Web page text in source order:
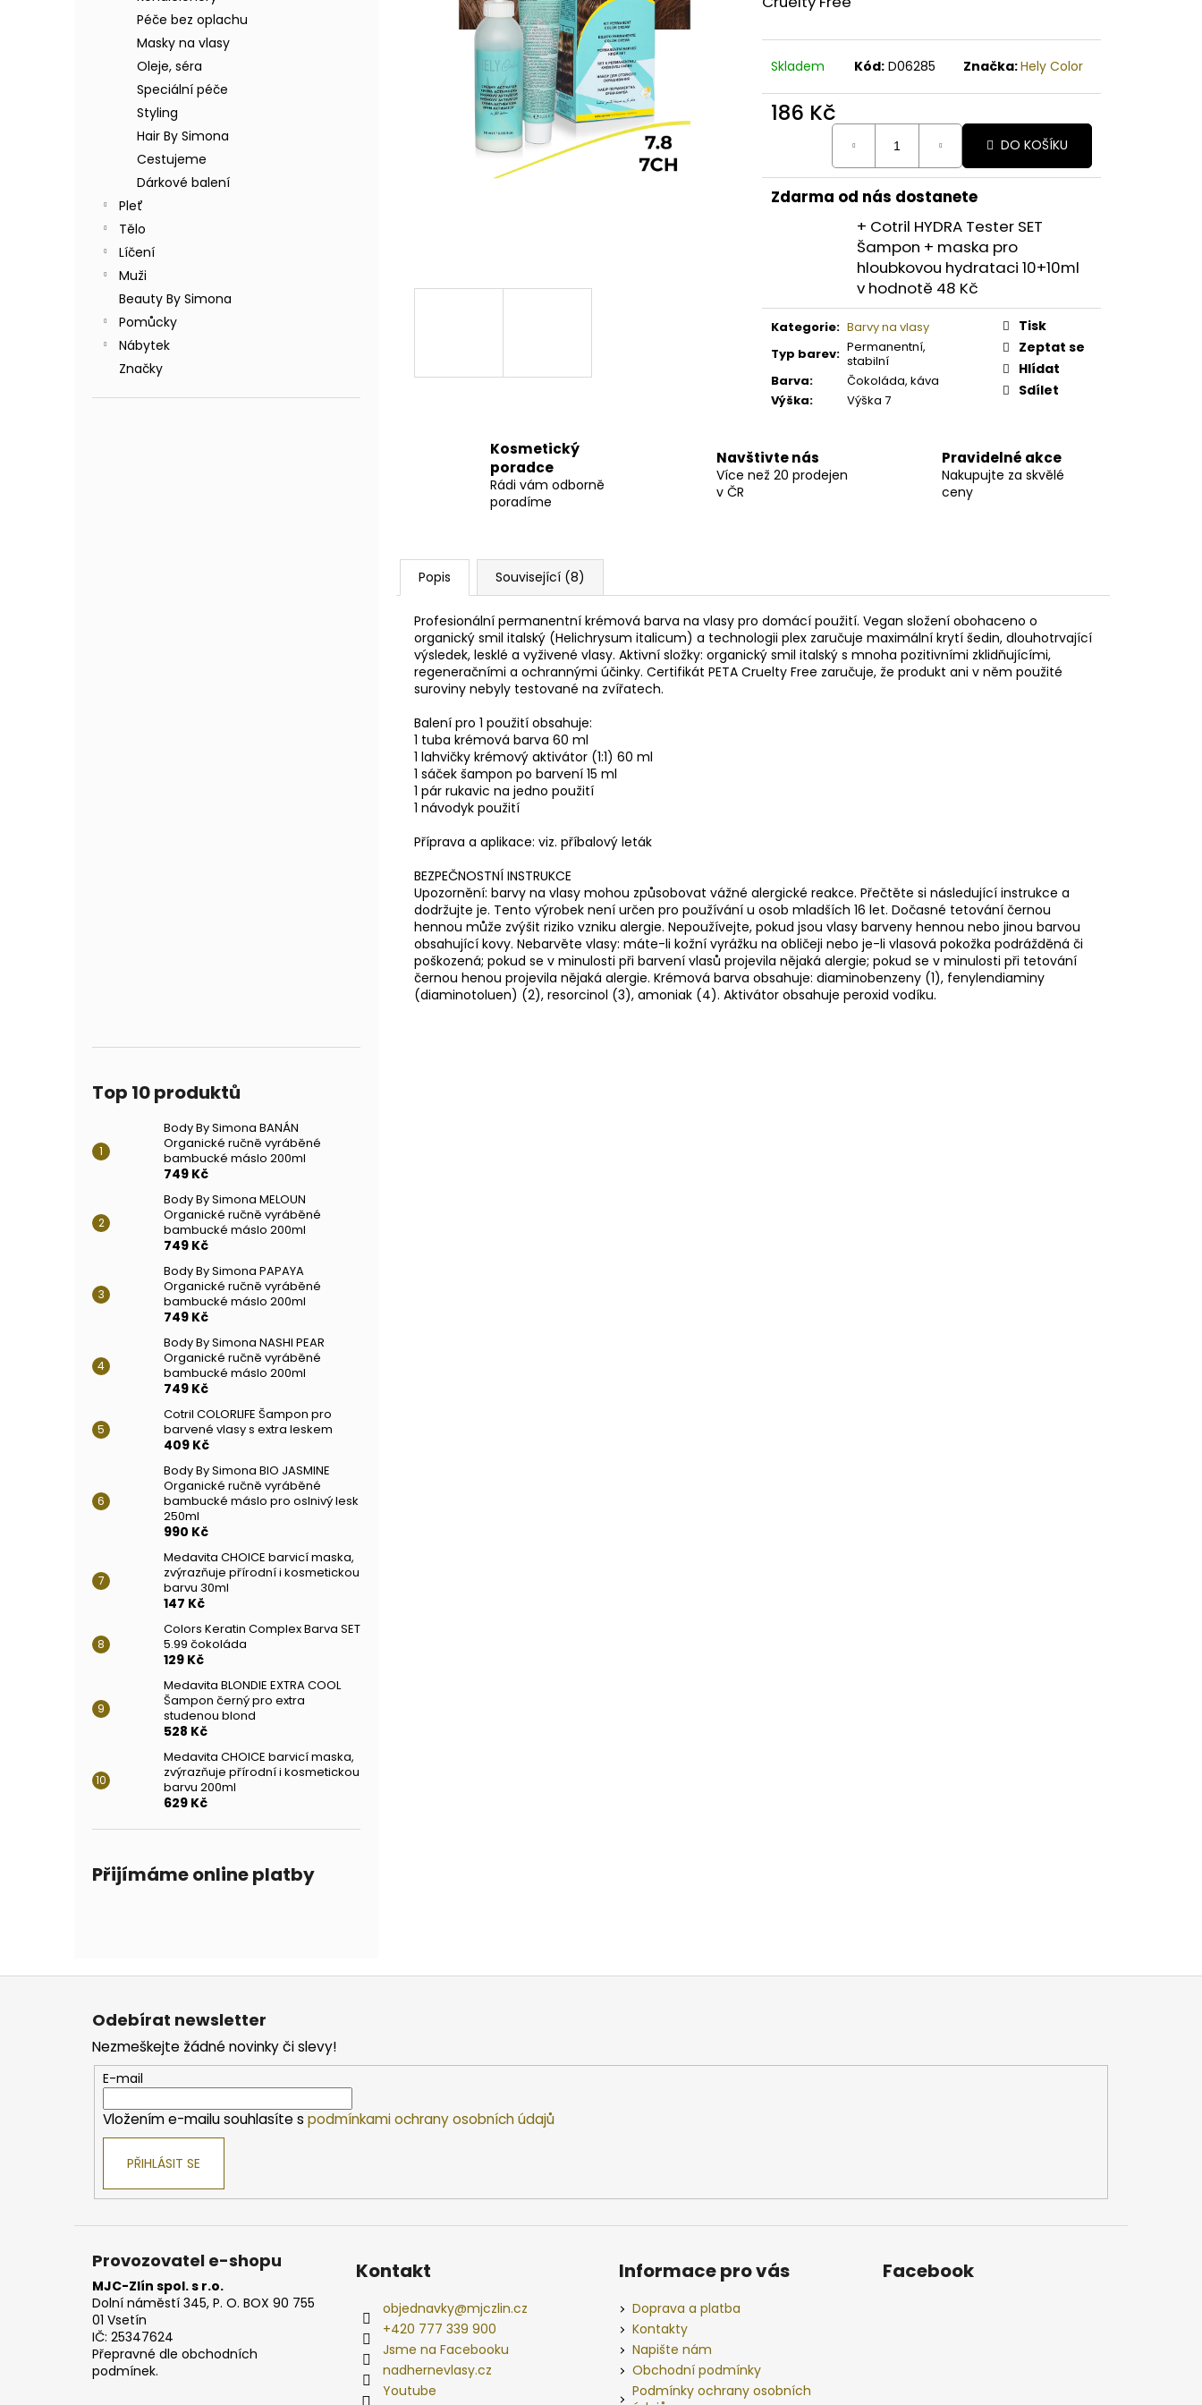
Péče bez oplachu
Masky na vlasy
Oleje, séra
Speciální péče
Styling
Hair By Simona
Cestujeme
Dárkové balení
Pleť
Tělo
Líčení
Muži
Beauty By Simona
Pomůcky
Nábytek
Značky
Top 10 produktů
Body By Simona BANÁN
Organické ručně vyráběné
bambucké máslo 200ml
749 Kč
Body By Simona MELOUN
Organické ručně vyráběné
bambucké máslo 200ml
749 Kč
Body By Simona PAPAYA
Organické ručně vyráběné
bambucké máslo 200ml
749 Kč
Body By Simona NASHI PEAR
Organické ručně vyráběné
bambucké máslo 200ml
749 Kč
Cotril COLORLIFE Šampon pro
barvené vlasy s extra leskem
409 Kč
Body By Simona BIO JASMINE
Organické ručně vyráběné
bambucké máslo pro oslnivý lesk
250ml
990 Kč
Medavita CHOICE barvicí maska,
zvýrazňuje přírodní i kosmetickou
barvu 30ml
147 Kč
Colors Keratin Complex Barva SET
5.99 čokoláda
129 Kč
Medavita BLONDIE EXTRA COOL
Šampon černý pro extra
studenou blond
528 Kč
Medavita CHOICE barvicí maska,
zvýrazňuje přírodní i kosmetickou
barvu 200ml
629 Kč
Přijímáme online platby
Skladem Kód: D06285 Značka:Hely Color
186 Kč
DO KOŠÍKU
Zdarma od nás dostanete
+ Cotril HYDRA Tester SET
Šampon + maska pro
hloubkovou hydrataci 10+10ml
v hodnotě 48 Kč
Kategorie: Barvy na vlasy
Typ barev: Permanentní,
stabilní
Barva:
Čokoláda, káva
Výška: Výška 7
Tisk
Zeptat se
Hlídat
Sdílet
Kosmetický
poradce
Rádi vám odborně
poradíme
Navštivte nás
Více než 20 prodejen
v ČR
Pravidelné akce
Nakupujte za skvělé
ceny
Popis Související (8)
Profesionální permanentní krémová barva na vlasy pro domácí použití. Vegan složení obohaceno o
organický smil italský (Helichrysum italicum) a technologii plex zaručuje maximální krytí šedin, dlouhotrvající
výsledek, lesklé a vyživené vlasy. Aktivní složky: organický smil italský s mnoha pozitivními zklidňujícími,
regeneračními a ochrannými účinky. Certifikát PETA Cruelty Free zaručuje, že produkt ani v něm použité
suroviny nebyly testované na zvířatech.
Balení pro 1 použití obsahuje:
1 tuba krémová barva 60 ml
1 lahvičky krémový aktivátor (1:1) 60 ml
1 sáček šampon po barvení 15 ml
1 pár rukavic na jedno použití
1 návodyk použití
Příprava a aplikace: viz. příbalový leták
BEZPEČNOSTNÍ INSTRUKCE
Upozornění: barvy na vlasy mohou způsobovat vážné alergické reakce. Přečtěte si následující instrukce a
dodržujte je. Tento výrobek není určen pro používání u osob mladších 16 let. Dočasné tetování černou
hennou může zvýšit riziko vzniku alergie. Nepoužívejte, pokud jsou vlasy barveny hennou nebo jinou barvou
obsahující kovy. Nebarvěte vlasy: máte-li kožní vyrážku na obličeji nebo je-li vlasová pokožka podrážděná či
poškozená; pokud se v minulosti při barvení vlasů projevila nějaká alergie; pokud se v minulosti při tetování
černou henou projevila nějaká alergie. Krémová barva obsahuje: diaminobenzeny (1), fenylendiaminy
(diaminotoluen) (2), resorcinol (3), amoniak (4). Aktivátor obsahuje peroxid vodíku.
BODY BY SIMONA BANÁN ORGANICKÉ
RUČNĚ VYRÁBĚNÉ BAMBUCKÉ MÁSLO
200ML
749 Kč
BODY BY SIMONA MELOUN ORGANICKÉ
RUČNĚ VYRÁBĚNÉ BAMBUCKÉ MÁSLO
BODY BY SIMONA PAPAYA ORGANICKÉ
Z
Odebírat newsletter
Nezmeškejte žádné novinky či slevy!
E-mail
Vložením e-mailu souhlasíte s podmínkami ochrany osobních údajů
PŘIHLÁSIT SE
Provozovatel e-shopu
MJC-Zlín spol. s r.o.
Dolní náměstí 345, P. O. BOX 90 755
01 Vsetín
IČ: 25347624
Přepravné dle obchodních
podmínek.
Kontakt
objednavky@mjczlin.cz
+420 777 339 900
Jsme na Facebooku
nadhernevlasy.cz
Youtube
Informace pro vás
Doprava a platba
Kontakty
Napište nám
Obchodní podmínky
Podmínky ochrany osobních
Facebook